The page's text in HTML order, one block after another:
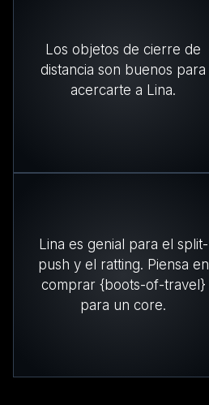
Los objetos de cierre de
distancia son buenos para
acercarte a Lina.
Lina es genial para el split-
push y el ratting. Piensa en
comprar {boots-of-travel}
para un core.